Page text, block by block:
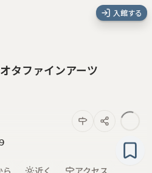
入館する
タファインアーツ
ら 近く
アクセス